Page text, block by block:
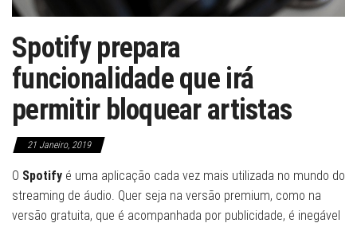
Spotify prepara
funcionalidade que irá
permitir bloquear artistas
21 Janeiro, 2019
O Spotify é uma aplicação cada vez mais utilizada no mundo do
streaming de áudio. Quer seja na versão premium, como na
versão gratuita, que é acompanhada por publicidade, é inegável